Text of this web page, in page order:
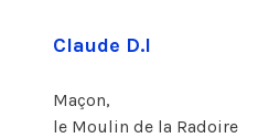
Claude D.I
Maçon,
le Moulin de la Radoire